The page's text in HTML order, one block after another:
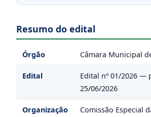
Resumo do edital
Órgão Câmara Municipal
Edital
Edital nº 01/2026 —
25/06/2026
Organização
Comissão Especial